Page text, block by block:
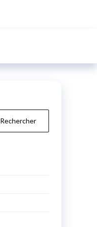
Rechercher